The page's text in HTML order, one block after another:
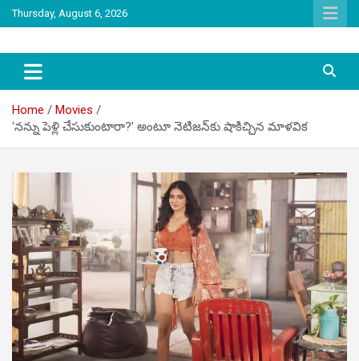
Skip
to
Thursday, August 6, 2026
Tag Telugu
Home
Movies
‘నన్ను పెళ్లి చేసుకుంటారా?’ అంటూ నెటిజన్‌కు షాకిచ్చిన మాళవిక